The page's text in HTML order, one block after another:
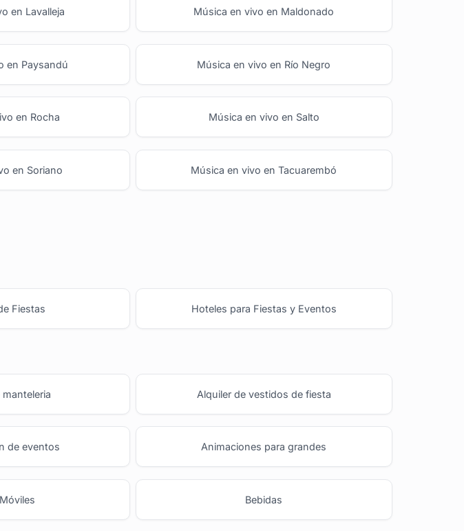
en Lavalleja Música en vivo en Maldonado
en Paysandú Música en vivo en Río Negro
en Rocha Música en vivo en Salto
en Soriano Música en vivo en Tacuarembó
Fiestas Hoteles para Fiestas y Eventos
Alquiler de vestidos de fiesta
de eventos Animaciones para grandes
Bebidas